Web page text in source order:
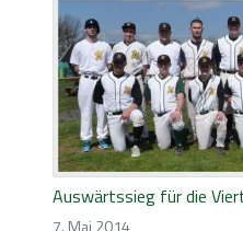
Auswärtssieg für die